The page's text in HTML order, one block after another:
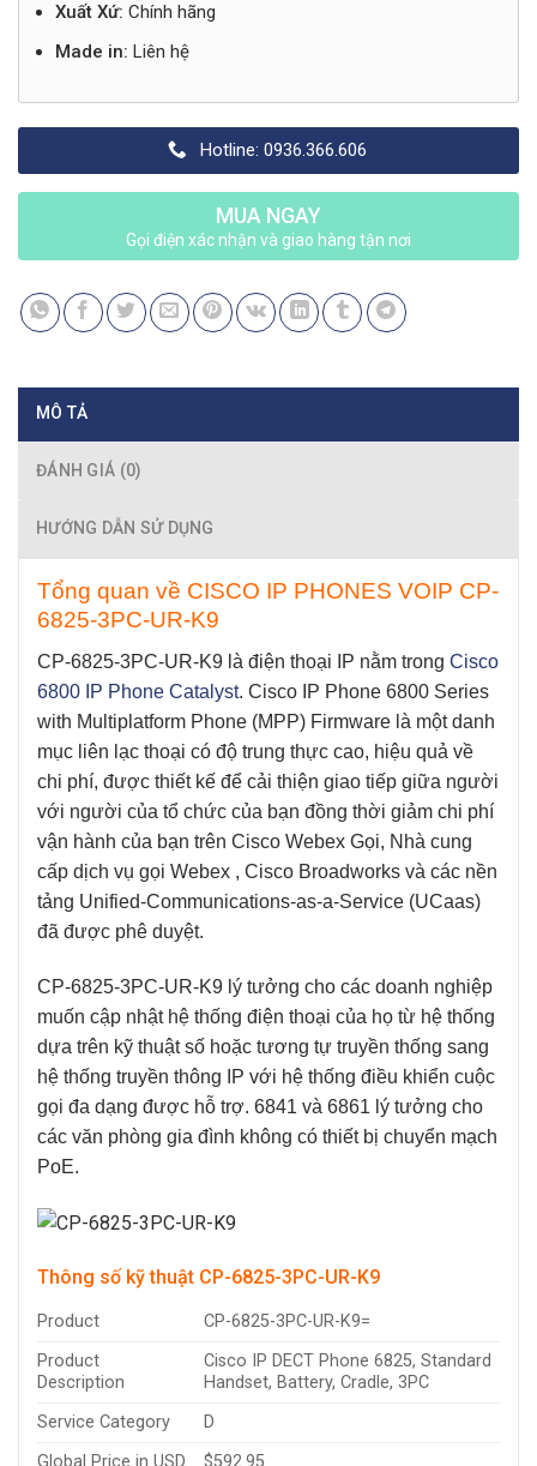
Xuất Xứ: Chính hãng
Made in: Liên hệ
Hotline: 0936.366.606
MUA NGAY
Gọi điện xác nhận và giao hàng tận nơi
MÔ TẢ
ĐÁNH GIÁ (0)
HƯỚNG DẪN SỬ DỤNG
Tổng quan về CISCO IP PHONES VOIP CP-
6825-3PC-UR-K9
CP-6825-3PC-UR-K9 là điện thoại IP nằm trong Cisco
6800 IP Phone Catalyst. Cisco IP Phone 6800 Series
with Multiplatform Phone (MPP) Firmware là một danh
mục liên lạc thoại có độ trung thực cao, hiệu quả về
chi phí, được thiết kế để cải thiện giao tiếp giữa người
với người của tổ chức của bạn đồng thời giảm chi phí
vận hành của bạn trên Cisco Webex Gọi, Nhà cung
cấp dịch vụ gọi Webex , Cisco Broadworks và các nền
tảng Unified-Communications-as-a-Service (UCaas)
đã được phê duyệt.
CP-6825-3PC-UR-K9 lý tưởng cho các doanh nghiệp
muốn cập nhật hệ thống điện thoại của họ từ hệ thống
dựa trên kỹ thuật số hoặc tương tự truyền thống sang
hệ thống truyền thông IP với hệ thống điều khiển cuộc
gọi đa dạng được hỗ trợ. 6841 và 6861 lý tưởng cho
các văn phòng gia đình không có thiết bị chuyển mạch
PoE.
Thông số kỹ thuật CP-6825-3PC-UR-K9
Product
CP-6825-3PC-UR-K9=
Product
Description
Cisco IP DECT Phone 6825, Standard
Handset, Battery, Cradle, 3PC
Service Category
D
Global Price in USD
$592.95